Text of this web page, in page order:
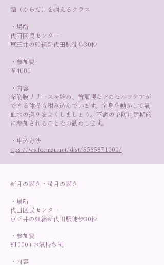
體（からだ）を調えるクラス
・場所
代田区民センター
京王井の頭線新代田駅徒歩30秒
・参加費
￥4000
・内容
深筋膜リリースを始め、首肩腰などのセルフケアが
できる体操も組み込んでいます。全身を動かして氣
血水の巡りをよくしましょう。不調の予防に定期的
に参加されることをお勧めします。
・申込方法
ttps://ws.formzu.net/dist/S585871000/
新月の響き・満月の響き
・場所
代田区民センター
京王井の頭線新代田駅徒歩30秒
・参加費
¥1000+お氣持ち制
・内容